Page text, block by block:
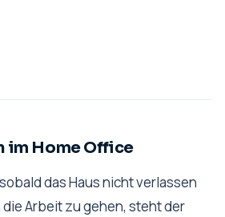
Home Office
das Haus nicht verlassen
Arbeit zu gehen, steht der